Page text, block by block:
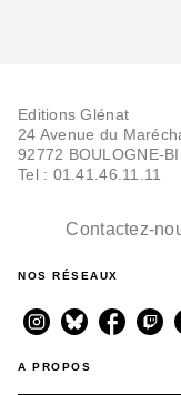
Editions Glénat
24 Avenue du
92772 BOULOGNE-
Tel : 01.41.46.11.11
Contactez-
NOS RÉSEAUX
A PROPOS